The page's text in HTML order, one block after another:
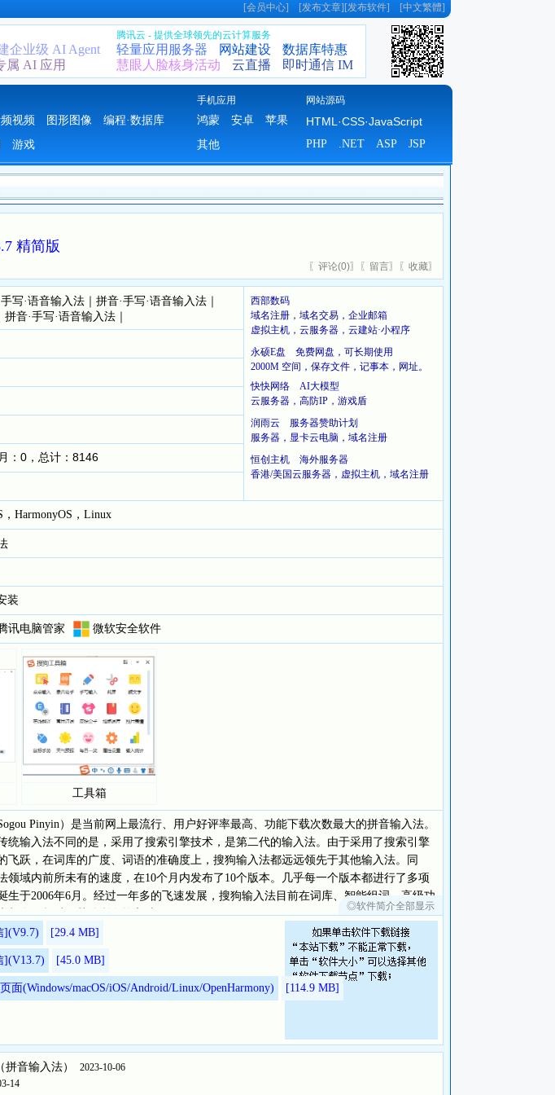
[会员中心] [发布文章][发布软件] [中文繁體]
企业级 AI Agent
属 AI 应用
腾讯云 - 提供全球领先的云计算服务
轻量应用服务器 网站建设
数据库特惠
慧眼人脸核身活动
云直播 即时通信 IM
手机应用 网站源码
视频 图形图像
编程·数据库
游戏
鸿蒙 安卓
苹果
其他
HTML·CSS·JavaScript
PHP .NET ASP JSP
精简版
〖 评论(0)〗〖 留言〗〖 收藏〗
写·语音输入法 ｜ 拼音·手写·语音输入法 ｜
拼音·手写·语音输入法 ｜
西部数码
域名注册，域名交易，企业邮箱
虚拟主机，云服务器，云建站·小程序
永硕E盘 免费网盘，可长期使用
2000M 空间，保存文件，记事本，网址。
快快网络 AI大模型
云服务器，高防IP，游戏盾
润雨云 服务器赞助计划
服务器，显卡云电脑，域名注册
恒创主机 海外服务器
香港/美国云服务器，虚拟主机，域名注册
：0，总计：8146
HarmonyOS，Linux
装
讯电脑管家 微软安全软件
工具箱
Pinyin）是当前网上最流行、用户好评率最高、功能下载次数最大的拼音输入法。
输入法不同的是，采用了搜索引擎技术，是第二代的输入法。由于采用了搜索引擎
飞跃，在词库的广度、词语的准确度上，搜狗输入法都远远领先于其他输入法。同
领域内前所未有的速度，在10个月内发布了10个版本。几乎每一个版本都进行了多项
生于2006年6月。经过一年多的飞速发展，搜狗输入法目前在词库、智能组词、高级功
都全面超过了其他所有输入法。
◎软件简介全部显示
](V9.7) [29.4 MB]
](V13.7) [45.0 MB]
面(Windows/macOS/iOS/Android/Linux/OpenHarmony) [114.9 MB]
音输入法） 2023-10-06
14